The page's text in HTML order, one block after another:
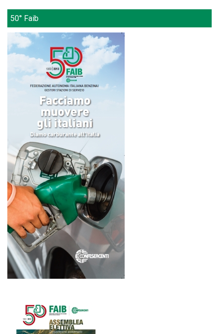
50° Faib